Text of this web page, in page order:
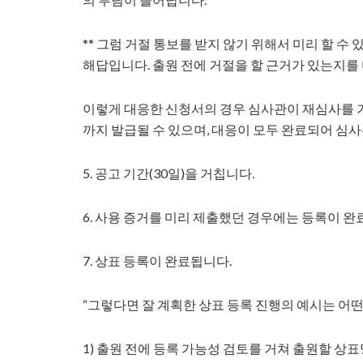
** 그럼 거절 통보를 받지 않기 위해서 미리 할 수
해답입니다. 출원 전에 거절을 할 근거가 있는지
이렇게 대응한 신청서의 경우 심사관이 재심사
까지 발급될 수 있으며, 대응이 모두 완료되어 심
5. 공고 기간(30일)을 거칩니다.
6. 사용 증거를 미리 제출했던 경우에는 등록이
7. 상표 등록이 완료됩니다.
“그렇다면 잘 계획한 상표 등록 진행의 예시는 어
1) 출원 전에 등록 가능성 검토를 거쳐 출원할 상